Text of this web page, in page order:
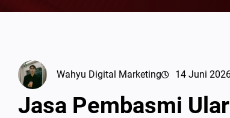
Wahyu Digital Marketing 14 Juni
Jasa Pembasmi